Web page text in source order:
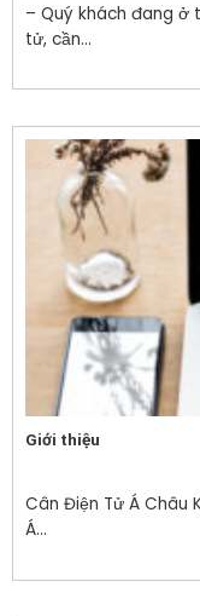
– Quý khách đang ở
tử, cần...
Giới thiệu
Cân Điện Tử Á Châu
Á...